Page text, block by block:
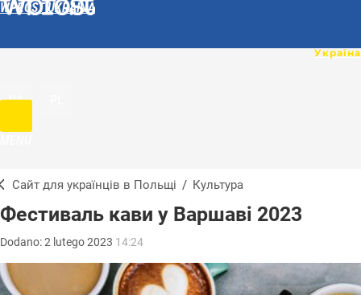
WPROST UKRAINA
UA
Сайт для українців в Польщі / Культура
Фестиваль кави у Варшаві 2023
Dodano:2 lutego2023 14:24